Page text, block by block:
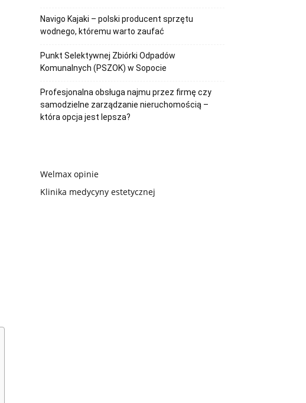
Navigo Kajaki – polski producent sprzętu
wodnego, któremu warto zaufać
Punkt Selektywnej Zbiórki Odpadów
Komunalnych (PSZOK) w Sopocie
Profesjonalna obsługa najmu przez firmę czy
samodzielne zarządzanie nieruchomością –
która opcja jest lepsza?
Welmax opinie
Klinika medycyny estetycznej